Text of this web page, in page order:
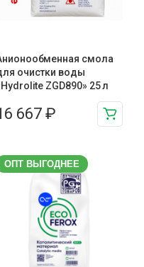
смола
очистки воды
ZGD890» 25 л
667 ₽
ОПТ ВЫГОДНЕЕ